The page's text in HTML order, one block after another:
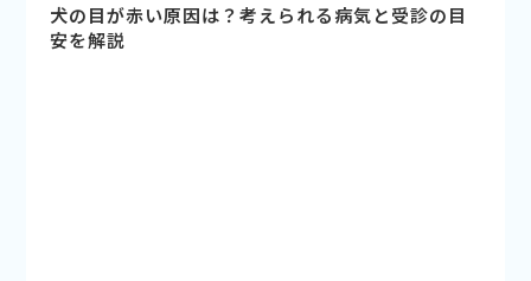
犬の目が赤い原因は？考えられる病気と受診の目
安を解説